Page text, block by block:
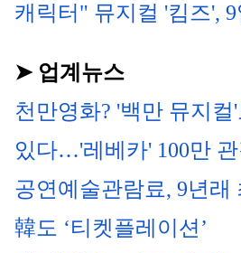
캐릭터" 뮤지컬 '킴즈',
➤ 업계뉴스
천만영화? '백만 뮤지컬'
있다…'레베카' 100만
공연예술관람료, 9년래
韓도 ‘티켓플레이션’